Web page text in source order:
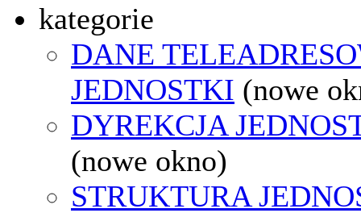
kategorie
DANE
JEDNOSTKI (nowe
DYREKCJA
(nowe okno)
STRUKTURA